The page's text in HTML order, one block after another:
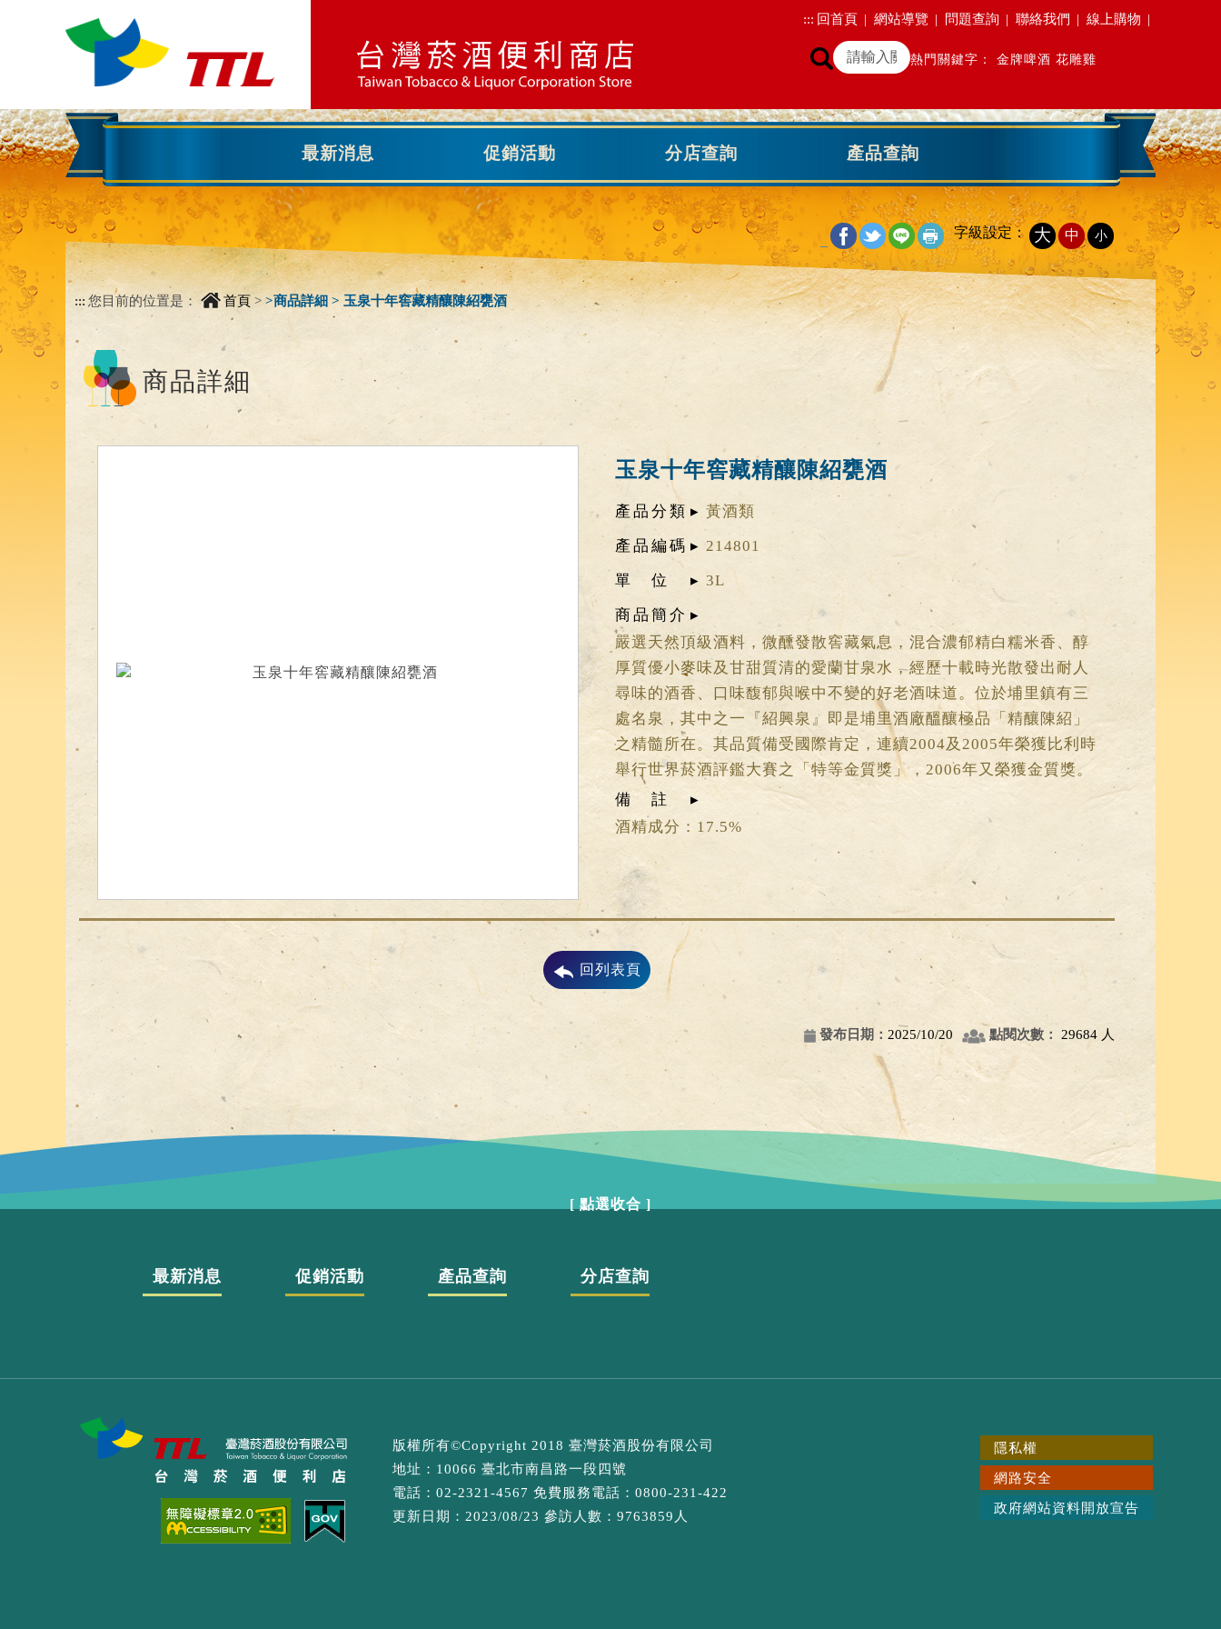
::: 回首頁 | 網站導覽 | 問題查詢 | 聯絡我們 | 線上購物 |
熱門關鍵字： 金牌啤酒 花雕雞
:::
最新消息 促銷活動 分店查詢 產品查詢
字級設定： 大 中 小
::: 您目前的位置是： 首頁 > >商品詳細 > 玉泉十年窖藏精釀陳紹甕酒
商品詳細
玉泉十年窖藏精釀陳紹甕酒
產品分類
黃酒類
產品編碼
214801
單位
3L
商品簡介
嚴選天然頂級酒料，微醺發散窖藏氣息，混合濃郁精白糯米香、醇
厚質優小麥味及甘甜質清的愛蘭甘泉水，經歷十載時光散發出耐人
尋味的酒香、口味馥郁與喉中不變的好老酒味道。位於埔里鎮有三
處名泉，其中之一『紹興泉』即是埔里酒廠醞釀極品「精釀陳紹」
之精髓所在。其品質備受國際肯定，連續2004及2005年榮獲比利時
舉行世界菸酒評鑑大賽之「特等金質獎」，2006年又榮獲金質獎。
備註
酒精成分：17.5%
回列表頁
發布日期： 2025/10/20 點閱次數： 29684 人
最新消息 促銷活動 產品查詢 分店查詢
版權所有©Copyright 2018 臺灣菸酒股份有限公司
地址：10066 臺北市南昌路一段四號
電話：02-2321-4567 免費服務電話：0800-231-422
更新日期：2023/08/23 參訪人數：9763859人
隱私權
網路安全
政府網站資料開放宣告